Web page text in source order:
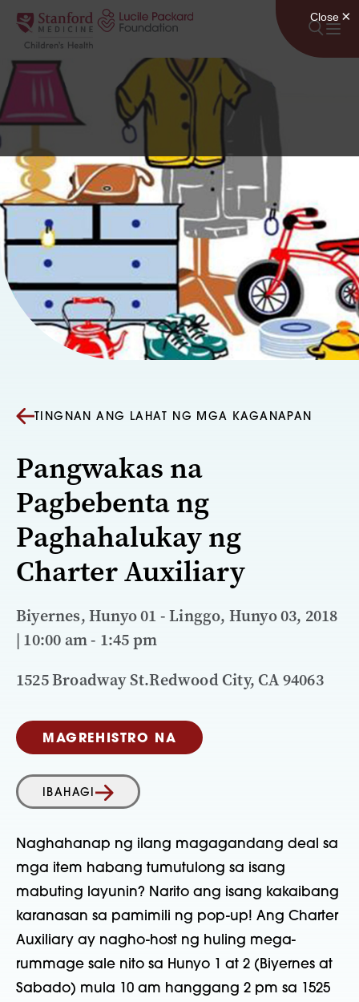
Lumaktaw sa nilalaman
TINGNAN ANG LAHAT NG MGA KAGANAPAN
Pangwakas na
Pagbebenta ng
Paghahalukay ng
Charter Auxiliary
Biyernes, Hunyo 01 - Linggo, Hunyo 03, 2018
| 10:00 am - 1:45 pm
1525 Broadway St.Redwood City, CA 94063
MAGREHISTRO NA
IBAHAGI
Naghahanap ng ilang magagandang deal sa
mga item habang tumutulong sa isang
mabuting layunin? Narito ang isang kakaibang
karanasan sa pamimili ng pop-up! Ang Charter
Auxiliary ay nagho-host ng huling mega-
rummage sale nito sa Hunyo 1 at 2 (Biyernes at
Sabado) mula 10 am hanggang 2 pm sa 1525